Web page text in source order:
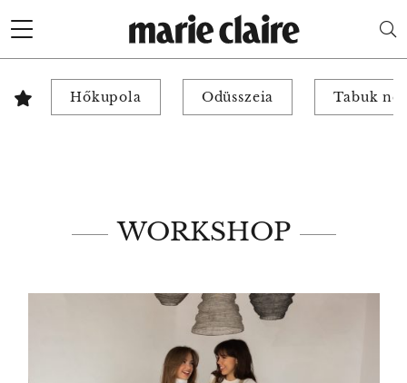
Hőkupola Odüsszeia Tabuk
WORKSHOP